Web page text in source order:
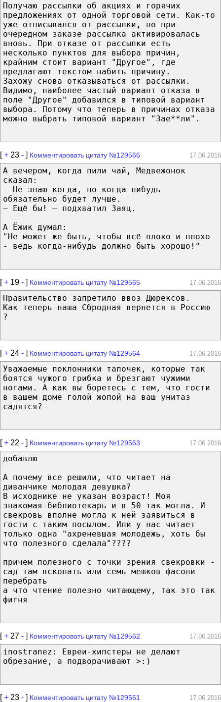
Получаю рассылки об акциях и горячих
предложениях от одной торговой сети. Как-то
уже отписывался от рассылки, но при
очередном заказе рассылка активировалась
вновь. При отказе от рассылки есть
несколько пунктов для выбора причин,
крайним стоит вариант "Другое", где
предлагают текстом набить причину.
Захожу снова отказываться от рассылки.
Видимо, наиболее частый вариант отказа в
поле "Другое" добавился в типовой вариант
выбора. Потому что теперь в причинах отказа
можно выбрать типовой вариант "Зае**ли".
[+ 23 - ] Комментировать цитату №129566 17.06.2016
А вечером, когда пили чай, Медвежонок
сказал:
— Не знаю когда, но когда-нибудь
обязательно будет лучше.
— Ещё бы! — подхватил Заяц.
А Ёжик думал:
"Не может же быть, чтобы всё плохо и плохо
- ведь когда-нибудь должно быть хорошо!"
[+ 19 - ] Комментировать цитату №129565 17.06.2016
Правительство запретило ввоз Дюрексов.
Как теперь наша Сбродная вернется в Россию
?
[+ 24 - ] Комментировать цитату №129564 17.06.2016
Уважаемые поклонники тапочек, которые так
боятся чужого грибка и брезгают чужими
ногами. А как вы боретесь с тем, что гости
в вашем доме голой жопой на ваш унитаз
садятся?
[+ 22 - ] Комментировать цитату №129563 17.06.2016
добавлю
А почему все решили, что читает на
диванчике молодая девушка?
В исходнике не указан возраст! Моя
знакомая-библиотекарь и в 50 так могла. И
свекровь вполне могла к ней заявиться в
гости с таким посылом. Или у нас читает
только одна "ахреневшая молодежь, хоть бы
что полезного сделала"????
причем полезного с точки зрения свекровки -
сад там вскопать или семь мешков фасоли
перебрать
а что чтение полезно читающему, так это так
фигня
[+ 27 - ] Комментировать цитату №129562 17.06.2016
inostranez: Евреи-хипстеры не делают
обрезание, а подворачивают >:)
[+ 23 - ] Комментировать цитату №129561 17.06.2016